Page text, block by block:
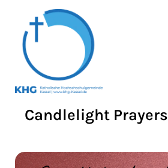
Candlelight Prayers